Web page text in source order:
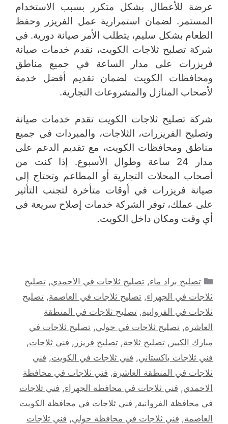
عرضة للأعطال بشكل متكرر بسبب الاستخدام
المستمر. لضمان استمرارية عمل الفريزر وحفظ
الطعام بشكل سليم، يتطلب الأمر صيانة دورية. في
شركة تصليح ثلاجات الكويت، نقدم خدمات صيانة
فريزرات على مدار الساعة في جميع مناطق
ومحافظات الكويت لضمان تقديم أفضل خدمة
لأصحاب المنازل والمشروعات التجارية.
شركة تصليح ثلاجات الكويت تقدم خدمات صيانة
وتصليح الفريزرات، الثلاجات، والمبردات في جميع
مناطق ومحافظات الكويت، مع تقديم الدعم على
مدار 24 ساعة وطوال الأسبوع. إذا كنت من
أصحاب المحلات التجارية أو المطاعم وتحتاج إلى
صيانة فريزرات في أوقات متأخرة لتجنب التأثير
على عملك، توفر الشركة خدمات إصلاح سريعة في
أي وقت ومكان داخل الكويت.
التصنيفات
تصليح براد ماء,تصليح ثلاجات في الاحمدي,تصليح
ثلاجات في الجهراء, تصليح ثلاجات في العاصمة, تصليح
ثلاجات في الفروانية, تصليح ثلاجات في المنطقة
العاشرة, تصليح ثلاجات في حولي, تصليح ثلاجات في
مبارك الكبير , تصليح ثلاجة, تصليح فريزر , فني ثلاجات,
فني ثلاجات باكستاني, فني ثلاجات في الكويت, فني
ثلاجات في المنطقة العاشرة, فني ثلاجات في محافظة
الاحمدي, فني ثلاجات في محافظة الجهراء, فني ثلاجات
في محافظة الفروانية, فني ثلاجات في محافظة الكويت
العاصمة, فني ثلاجات في محافظة حولي, فني ثلاجات